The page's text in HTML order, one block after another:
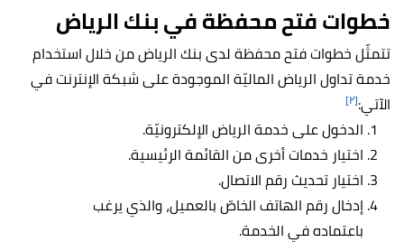
خطوات فتح محفظة في بنك الرياض
تتمثّل خطوات فتح محفظة لدى بنك الرياض من خلال استخدام
خدمة تداول الرياض الماليّة الموجودة على شبكة الإنترنت في
الآتي:[٢]
الدخول على خدمة الرياض الإلكترونيّة.
اختيار خدمات أخرى من القائمة الرئيسية.
اختيار تحديث رقم الاتصال.
إدخال رقم الهاتف الخاصّ بالعميل، والذي يرغب
باعتماده في الخدمة.